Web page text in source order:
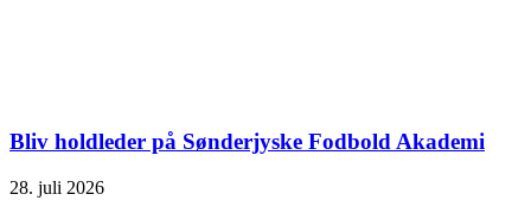
Bliv holdleder på Sønderjyske Fodbold Akademi
28. juli 2026